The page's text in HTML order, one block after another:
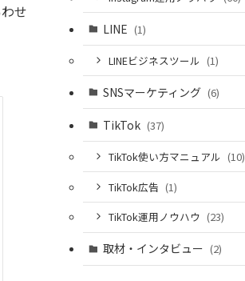
せ
LINE (1)
LINEビジネスツール (1)
SNSマーケティング (6)
TikTok (37)
TikTok使い方マニュアル (10)
TikTok広告 (1)
TikTok運用ノウハウ (23)
取材・インタビュー (2)